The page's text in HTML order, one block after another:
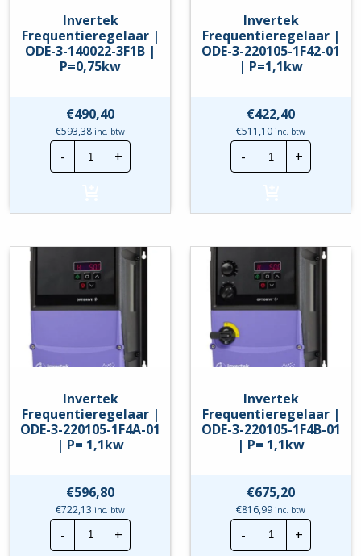
Invertek
Frequentieregelaar |
ODE-3-140022-3F1B |
P=0,75kw
€490,40
€593,38 inc. btw
-
Invertek
Frequentieregelaar
|
140022-
P=0,75kw
hoeveelheid
+
Invertek
Frequentieregelaar |
ODE-3-220105-1F42-01
| P=1,1kw
€422,40
€511,10 inc. btw
-
Invertek
|
220105-
|
P=1,1kw
hoeveelheid
+
Invertek
Frequentieregelaar |
ODE-3-220105-1F4A-01
| P= 1,1kw
€596,80
€722,13 inc. btw
-
Invertek
Frequentieregelaar
|
+
Invertek
Frequentieregelaar |
ODE-3-220105-1F4B-01
| P= 1,1kw
€675,20
€816,99 inc. btw
-
Invertek
|
+